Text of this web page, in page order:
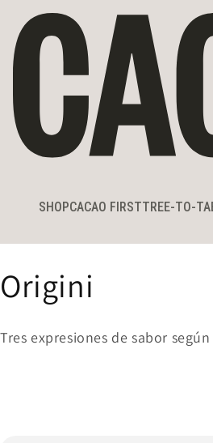
ai contenuti
SHOPCACAO FIRSTTREE-TO-
Collezione:
Origini
Tres expresiones de sabor